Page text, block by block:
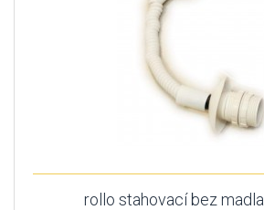
rollo stahovací bez